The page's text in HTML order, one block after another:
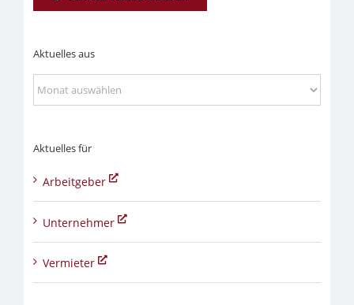
Aktuelles aus
Aktuelles
aus
Aktuelles für
Arbeitgeber
Unternehmer
Vermieter